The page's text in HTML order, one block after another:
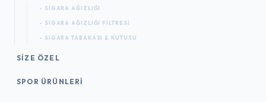
- SIGARA AĞIZLIĞI
- SIGARA AĞIZLIĞI FILTRESI
- SIGARA TABAKASI & KUTUSU
SIZE ÖZEL
SPOR ÜRÜNLERI